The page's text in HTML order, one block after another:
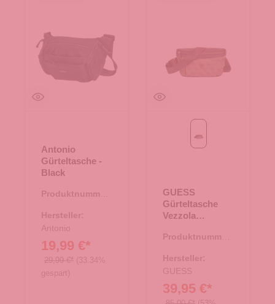
Antonio
Gürteltasche -
Black
Produktnummer:
Hersteller:
Antonio
19,99 €*
29,99 €* (33.34%
gespart)
Beige/Brown
GUESS
Gürteltasche
Vezzola
Produktnummer:
Hersteller:
GUESS
39,95 €*